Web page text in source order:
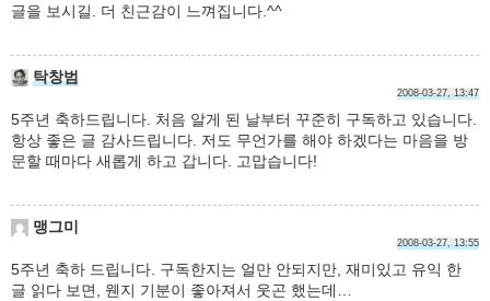
글을 보시길. 더 친근감이 느껴집니다.^^
탁창범
2008-03-27, 13:47
5주년 축하드립니다. 처음 알게 된 날부터 꾸준히 구독하고 있습니다.
항상 좋은 글 감사드립니다. 저도 무언가를 해야 하겠다는 마음을 방
문할 때마다 새롭게 하고 갑니다. 고맙습니다!
맹그미
2008-03-27, 13:55
5주년 축하 드립니다. 구독한지는 얼만 안되지만, 재미있고 유익 한
글 읽다 보면, 웬지 기분이 좋아져서 웃곤 했는데…